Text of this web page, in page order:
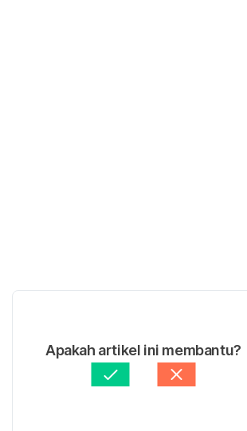
Apakah artikel ini membantu?